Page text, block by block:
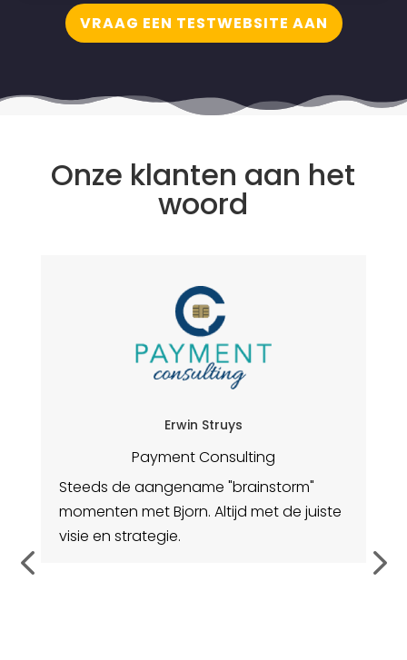
VRAAG EEN TESTWEBSITE AAN
Onze klanten aan het
woord
Erwin Struys
Payment Consulting
Steeds de aangename "brainstorm"
momenten met Bjorn. Altijd met de juiste
visie en strategie.